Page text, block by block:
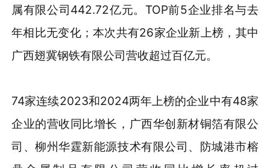
属有限公司442.72亿元。TOP前5企业排名与去
年相比无变化； 本次共有26家企业新上榜，其中
广西翅冀钢铁有限公司营收超过百亿元。
74家连续2023和2024两年上榜的企业中有48家
企业的营收同比增长， 广西华创新材铜箔有限公
司、柳州华霆新能源技术有限公司、防城港市榕